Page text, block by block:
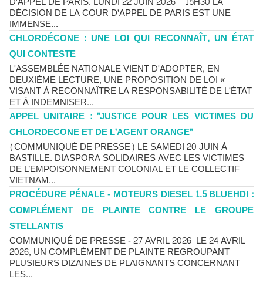
DÉCISION DE LA COUR D'APPEL DE PARIS EST UNE
IMMENSE...
CHLORDÉCONE : UNE LOI QUI RECONNAÎT, UN ÉTAT
QUI CONTESTE
L'ASSEMBLÉE NATIONALE VIENT D'ADOPTER, EN
DEUXIÈME LECTURE, UNE PROPOSITION DE LOI «
VISANT À RECONNAÎTRE LA RESPONSABILITÉ DE L'ÉTAT
ET À INDEMNISER...
APPEL UNITAIRE : "JUSTICE POUR LES VICTIMES DU
CHLORDECONE ET DE L'AGENT ORANGE"
(COMMUNIQUÉ DE PRESSE) LE SAMEDI 20 JUIN À
BASTILLE. DIASPORA SOLIDAIRES AVEC LES VICTIMES
DE L’EMPOISONNEMENT COLONIAL ET LE COLLECTIF
VIETNAM...
PROCÉDURE PÉNALE - MOTEURS DIESEL 1.5 BLUEHDI :
COMPLÉMENT DE PLAINTE CONTRE LE GROUPE
STELLANTIS
COMMUNIQUÉ DE PRESSE - 27 AVRIL 2026 LE 24 AVRIL
2026, UN COMPLÉMENT DE PLAINTE REGROUPANT
PLUSIEURS DIZAINES DE PLAIGNANTS CONCERNANT
LES...